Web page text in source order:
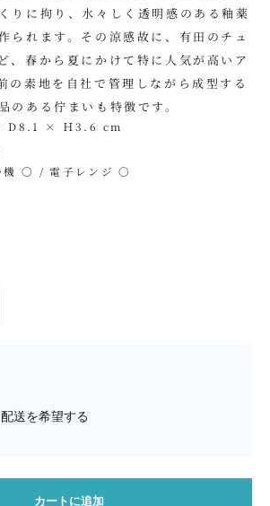
りに拘り、水々しく透明感のある釉薬
られます。その涼感故に、有田のチュ
、春から夏にかけて特に人気が高いア
の素地を自社で管理しながら成型する
のある佇まいも特徴です。
D8.1 × Ｈ3.6 cm
〇 / 電子レンジ 〇
送を希望する
カートに追加